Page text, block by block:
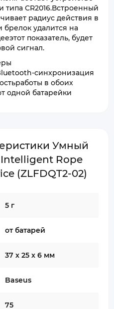
типа CR2016.Встроенный
радиус действия в
брелок удалится на
показатель, будет
сигнал.
синхронизация
в обоих
одной батарейки
Умный
Intelligent Rope
(ZLFDQT2-02)
5 г
от батарей
37 х 25 х 6 мм
Baseus
75